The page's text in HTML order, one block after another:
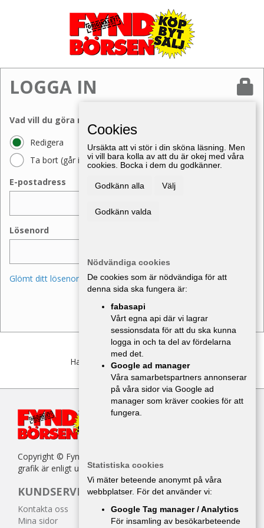
LOGGA IN
Vad vill du göra med din annons?
Redigera
Ta bort (går inte att ångra)
E-postadress
Lösenord
Glömt ditt lösenord?
Har du inget konto?Bli medlem
Copyright © Fyndbörsen. All kopiering av texter, bilder eller
grafik är enligt upphovsrättslagen förbjuden.
KUNDSERVICE
Kontakta oss
Mina sidor
Cookies
Ursäkta att vi stör i din sköna läsning. Men
vi vill bara kolla av att du är okej med våra
cookies. Bocka i dem du godkänner.
Godkänn alla Välj
Godkänn valda
Nödvändiga cookies
De cookies som är nödvändiga för att
denna sida ska fungera är:
fabasapi
Vårt egna api där vi lagrar
sessionsdata för att du ska kunna
logga in och ta del av fördelarna
med det.
Google ad manager
Våra samarbetspartners annonserar
på våra sidor via Google ad
manager som kräver cookies för att
fungera.
Statistiska cookies
Vi mäter beteende anonymt på våra
webbplatser. För det använder vi:
Google Tag manager / Analytics
För insamling av besökarbeteende